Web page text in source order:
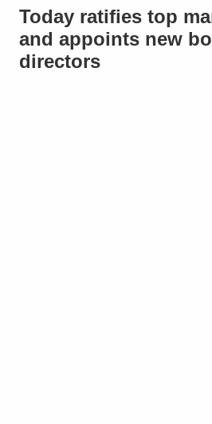
Today ratifies top
and appoints new
directors